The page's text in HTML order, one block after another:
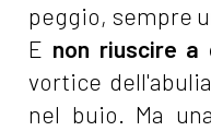
peggio, sempre
E non riuscire a
vortice
nel buio. Ma